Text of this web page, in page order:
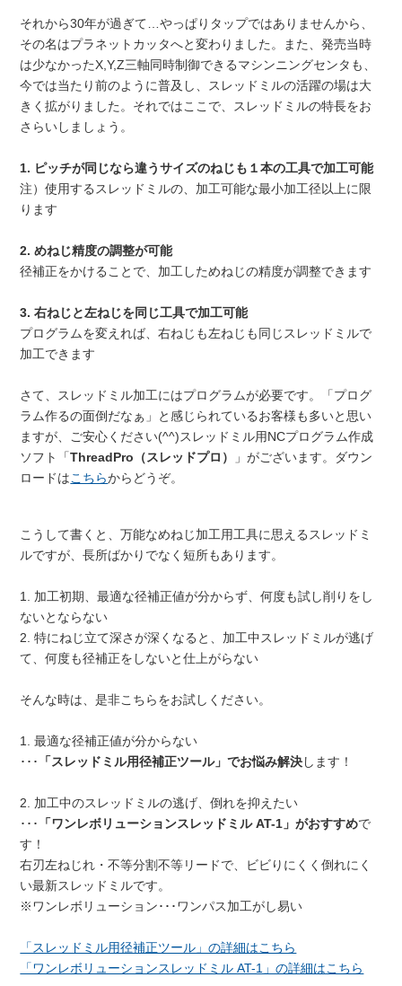
それから30年が過ぎて…やっぱりタップではありませんから、
その名はプラネットカッタへと変わりました。また、発売当時
は少なかったX,Y,Z三軸同時制御できるマシンニングセンタも、
今では当たり前のように普及し、スレッドミルの活躍の場は大
きく拡がりました。それではここで、スレッドミルの特長をお
さらいしましょう。
1. ピッチが同じなら違うサイズのねじも１本の工具で加工可能
注）使用するスレッドミルの、加工可能な最小加工径以上に限
ります
2. めねじ精度の調整が可能
径補正をかけることで、加工しためねじの精度が調整できます
3. 右ねじと左ねじを同じ工具で加工可能
プログラムを変えれば、右ねじも左ねじも同じスレッドミルで
加工できます
さて、スレッドミル加工にはプログラムが必要です。「プログ
ラム作るの面倒だなぁ」と感じられているお客様も多いと思い
ますが、ご安心ください(^^)スレッドミル用NCプログラム作成
ソフト「ThreadPro（スレッドプロ）
」がございます。ダウン
ロードはこちらからどうぞ。
こうして書くと、万能なめねじ加工用工具に思えるスレッドミ
ルですが、長所ばかりでなく短所もあります。
1. 加工初期、最適な径補正値が分からず、何度も試し削りをし
ないとならない
2. 特にねじ立て深さが深くなると、加工中スレッドミルが逃げ
て、何度も径補正をしないと仕上がらない
そんな時は、是非こちらをお試しください。
1. 最適な径補正値が分からない
･･･
「スレッドミル用径補正ツール」でお悩み解決します！
2. 加工中のスレッドミルの逃げ、倒れを抑えたい
･･･
「ワンレボリューションスレッドミル AT-1」がおすすめで
す！
右刃左ねじれ・不等分割不等リードで、ビビりにくく倒れにく
い最新スレッドミルです。
※ワンレボリューション･･･ワンパス加工がし易い
「スレッドミル用径補正ツール」の詳細はこちら
「ワンレボリューションスレッドミル AT-1」の詳細はこちら